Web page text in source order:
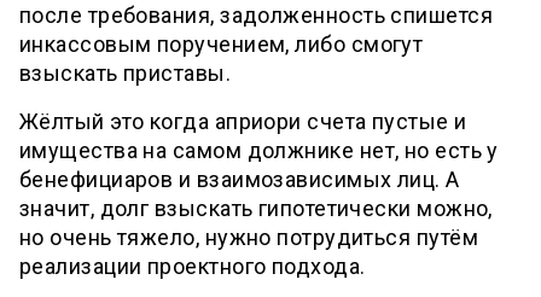
после требования, задолженность спишется
инкассовым поручением, либо смогут
взыскать приставы.
Жёлтый это когда априори счета пустые и
имущества на самом должнике нет, но есть у
бенефициаров и взаимозависимых лиц. А
значит, долг взыскать гипотетически можно,
но очень тяжело, нужно потрудиться путём
реализации проектного подхода.